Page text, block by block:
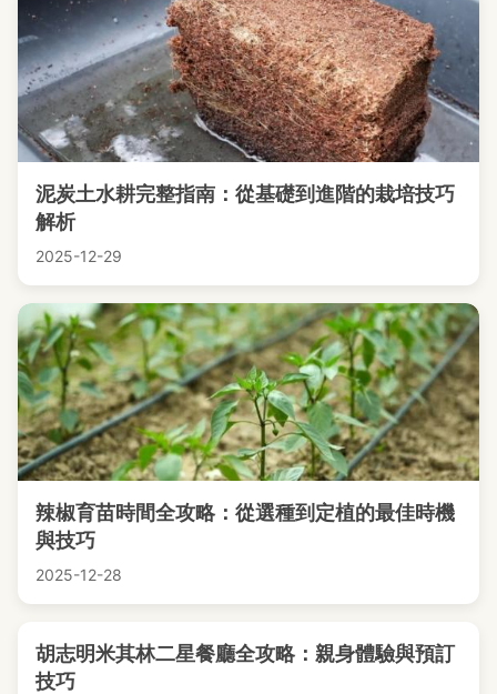
泥炭土水耕完整指南：從基礎到進階的栽培技巧
解析
2025-12-29
辣椒育苗時間全攻略：從選種到定植的最佳時機
與技巧
2025-12-28
胡志明米其林二星餐廳全攻略：親身體驗與預訂
技巧